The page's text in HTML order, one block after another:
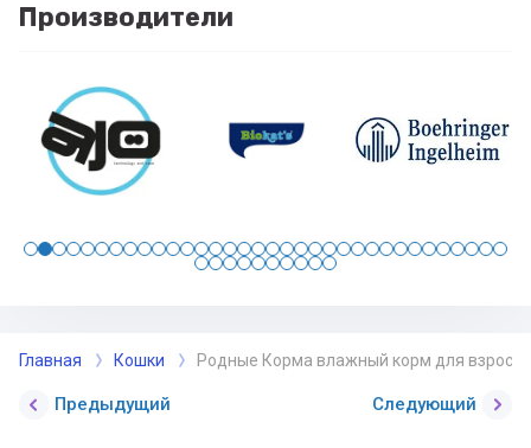
Производители
Главная Кошки Родные Корма влажный корм для
Предыдущий Следующий